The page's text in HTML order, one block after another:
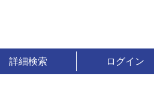
詳細検索 ログイン